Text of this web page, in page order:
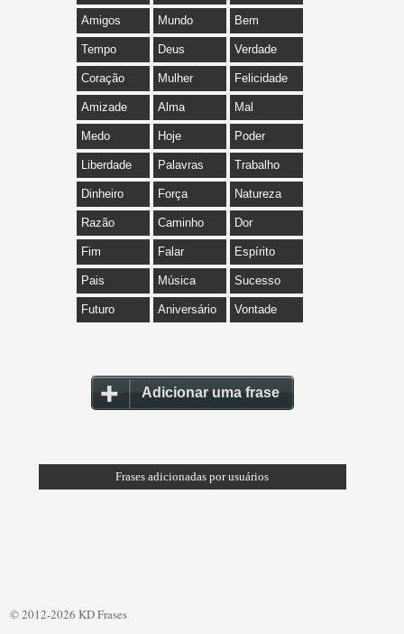
Amigos Mundo Bem
Tempo Deus Verdade
Coração Mulher Felicidade
Amizade Alma Mal
Medo Hoje Poder
Liberdade Palavras Trabalho
Dinheiro Força Natureza
Razão Caminho Dor
Fim Falar Espírito
Pais Música Sucesso
Futuro Aniversário Vontade
Adicionar uma frase
Frases adicionadas por usuários
© 2012-2026 KD Frases